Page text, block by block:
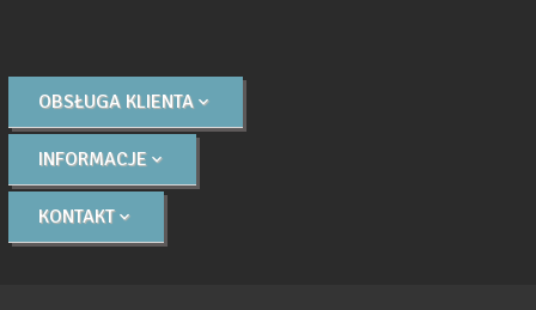
OBSŁUGA KLIENTA
INFORMACJE
KONTAKT